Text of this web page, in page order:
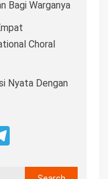
Bagi Warganya
Choral
Nyata Dengan